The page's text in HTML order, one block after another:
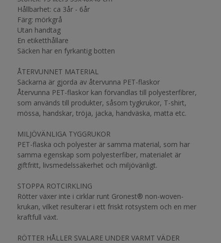
Hållbarhet: ca 3år - 6år
Färg: mörkgrå
Utan handtag
En etiketthållare
Säcken har en fyrkantig botten
ÅTERVUNNET MATERIAL
Säckarna är gjorda av återvunna PET-flaskor
Återvunna PET-flaskor kan förvandlas till polyesterfibrer,
som används till produkter, såsom tygkrukor, T-shirt,
mössa, handskar, tröja, jacka, handväska, matta etc.
MILJÖVÄNLIGA TYGGRUKOR
PET-flaska och polyester är samma material, som har
samma egenskap som polyesterfiber, materialet är
giftfritt, livsmedelssäkerhet och miljövänligt.
STOPPA ROTCIRKLING
Rötter växer inte i cirklar runt Gronest® non-woven-
krukan, vilket resulterar i ett friskt rotsystem och en mer
kraftfull växt.
RÖTTER HÅLLER SVALARE UNDER VARMT VÄDER